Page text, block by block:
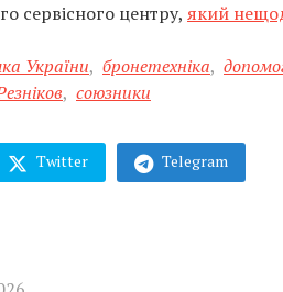
сервісного центру, який
України, бронетехніка,
, союзники
Twitter Telegram